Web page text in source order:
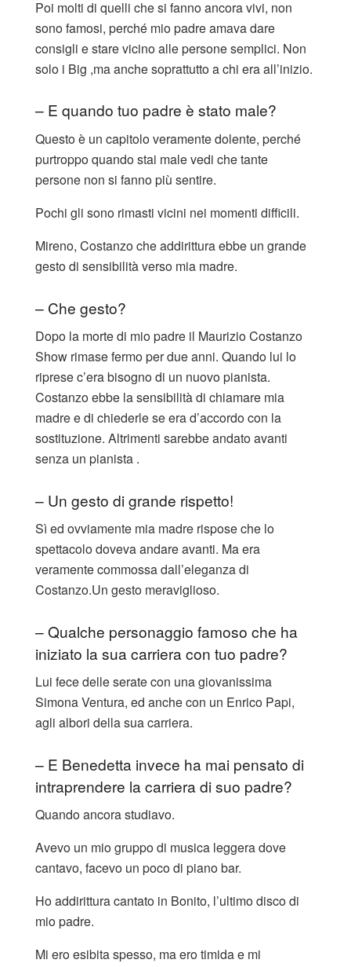
Poi molti di quelli che si fanno ancora vivi, non
sono famosi, perché mio padre amava dare
consigli e stare vicino alle persone semplici. Non
solo i Big ,ma anche soprattutto a chi era all’inizio.
– E quando tuo padre è stato male?
Questo è un capitolo veramente dolente, perché
purtroppo quando stai male vedi che tante
persone non si fanno più sentire.
Pochi gli sono rimasti vicini nei momenti difficili.
Mireno, Costanzo che addirittura ebbe un grande
gesto di sensibilità verso mia madre.
– Che gesto?
Dopo la morte di mio padre il Maurizio Costanzo
Show rimase fermo per due anni. Quando lui lo
riprese c’era bisogno di un nuovo pianista.
Costanzo ebbe la sensibilità di chiamare mia
madre e di chiederle se era d’accordo con la
sostituzione. Altrimenti sarebbe andato avanti
senza un pianista .
– Un gesto di grande rispetto!
Sì ed ovviamente mia madre rispose che lo
spettacolo doveva andare avanti. Ma era
veramente commossa dall’eleganza di
Costanzo.Un gesto meraviglioso.
– Qualche personaggio famoso che ha
iniziato la sua carriera con tuo padre?
Lui fece delle serate con una giovanissima
Simona Ventura, ed anche con un Enrico Papi,
agli albori della sua carriera.
– E Benedetta invece ha mai pensato di
intraprendere la carriera di suo padre?
Quando ancora studiavo.
Avevo un mio gruppo di musica leggera dove
cantavo, facevo un poco di piano bar.
Ho addirittura cantato in Bonito, l’ultimo disco di
mio padre.
Mi ero esibita spesso, ma ero timida e mi